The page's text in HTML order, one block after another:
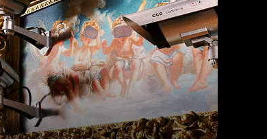
Мы полностью берем на себя процесс:
от разработки эскизов и подбора тканей